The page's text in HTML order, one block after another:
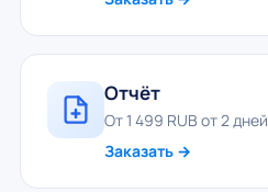
Отчёт
От 1 499 RUB от 2 дней
Заказать →